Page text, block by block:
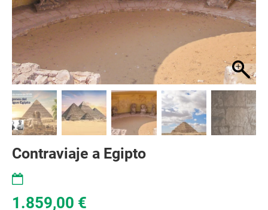
Contraviaje a Egipto
1.859,00 €